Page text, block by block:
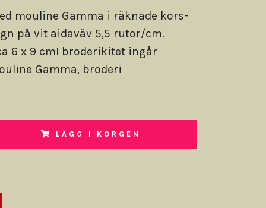
mouline Gamma i räknade kors-
på vit aidaväv 5,5 rutor/cm.
6 x 9 cmI broderikitet ingår
Gamma, broderi
LÄGG I KORGEN